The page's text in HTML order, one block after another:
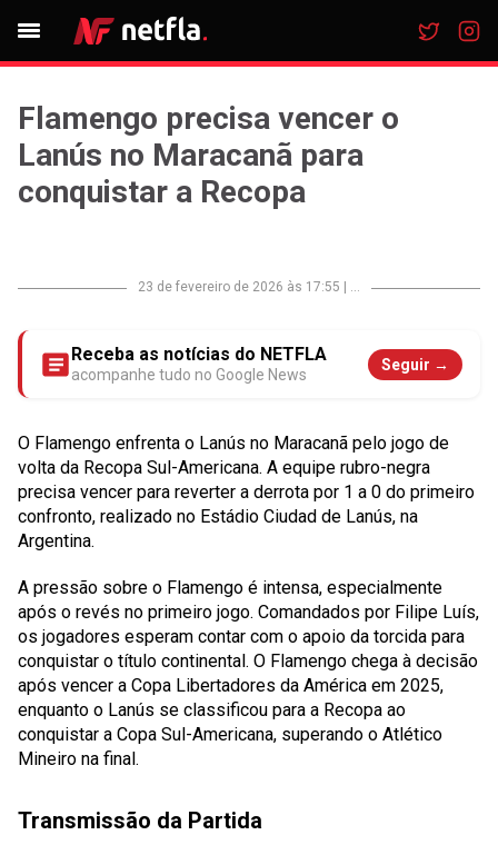
Flamengo precisa vencer o
Lanús no Maracanã para
conquistar a Recopa
23 de fevereiro de 2026 às 17:55 ...
Receba as notícias do NETFLA
acompanhe tudo no Google News
Seguir →
O Flamengo enfrenta o Lanús no Maracanã pelo jogo de
volta da Recopa Sul-Americana. A equipe rubro-negra
precisa vencer para reverter a derrota por 1 a 0 do primeiro
confronto, realizado no Estádio Ciudad de Lanús, na
Argentina.
A pressão sobre o Flamengo é intensa, especialmente
após o revés no primeiro jogo. Comandados por Filipe Luís,
os jogadores esperam contar com o apoio da torcida para
conquistar o título continental. O Flamengo chega à decisão
após vencer a Copa Libertadores da América em 2025,
enquanto o Lanús se classificou para a Recopa ao
conquistar a Copa Sul-Americana, superando o Atlético
Mineiro na final.
Transmissão da Partida